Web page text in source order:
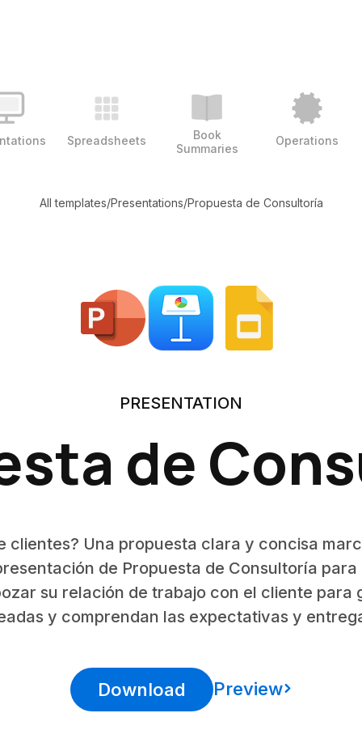
Spreadsheets
Book
Summaries
Operations
All templates/Presentations/Propuesta de Consultoría
PRESENTATION
de
clientes? Una propuesta clara y concisa
de Propuesta de Consultoría
su relación de trabajo con el cliente para
y comprendan las expectativas y
Download Preview